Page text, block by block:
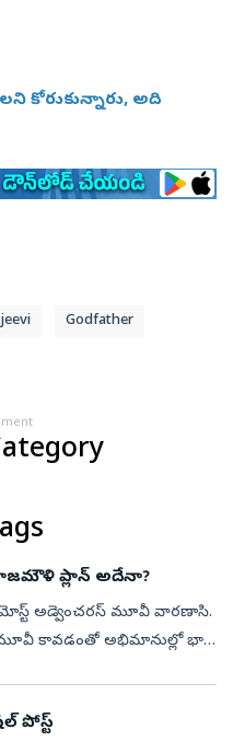
అది
Godfather
ప్లాన్ అదేనా?
అడ్వెంచరస్ మూవీ వారణాసి.
మూవీ కావడంతో అభిమానుల్లో భారీ
పోస్ట్